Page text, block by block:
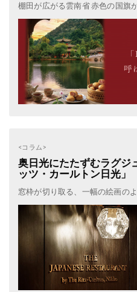
棚田が広がる雲南省 赤色の国旗
<コラム>
奥日光にたたずむラグジ
ッツ・カールトン日光」
窓枠が切り取る、一幅の絵画の